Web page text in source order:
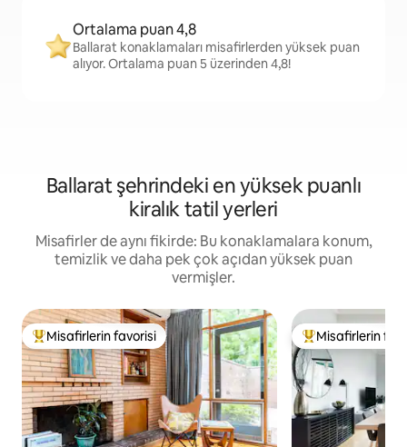
Ortalama puan 4,8
Ballarat konaklamaları misafirlerden yüksek puan
alıyor. Ortalama puan 5 üzerinden 4,8!
Ballarat şehrindeki en yüksek puanlı
kiralık tatil yerleri
Misafirler de aynı fikirde: Bu konaklamalara konum,
temizlik ve daha pek çok açıdan yüksek puan
vermişler.
Misafirlerin favorilerinden en beğenilenler arasında
Misafirlerin favorisi Misafirlerin
Misafirlerin